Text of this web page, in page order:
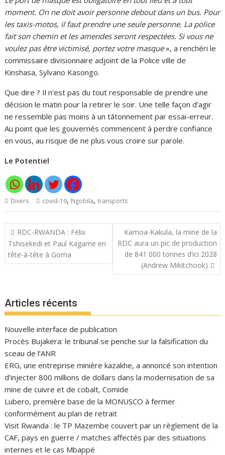
moment. On ne doit avoir personne debout dans un bus. Pour
les taxis-motos, il faut prendre une seule personne. La police
fait son chemin et les amendes seront respectées. Si vous ne
voulez pas être victimisé, portez votre masque», a renchéri le
commissaire divisionnaire adjoint de la Police ville de
Kinshasa, Sylvano Kasongo.
Que dire ? Il n’est pas du tout responsable de prendre une
décision le matin pour la retirer le soir. Une telle façon d’agir
ne ressemble pas moins à un tâtonnement par essai-erreur.
Au point que les gouvernés commencent à perdre confiance
en vous, au risque de ne plus vous croire sur parole.
Le Potentiel
Divers covid-19, Ngobila,transports
Navigation
de
l’article
RDC-RWANDA : Félix
Tshisekedi et Paul Kagame en
tête-à-tête à Goma
Kamoa-Kakula, la mine de la
RDC aura un pic de production
de 841 000 tonnes d’ici 2028
(Andrew Mikitchook)
Articles récents
Nouvelle interface de publication
Procès Bujakera: le tribunal se penche sur la falsification du
sceau de l’ANR
ERG, une entreprise minière kazakhe, a annoncé son intention
d’injecter 800 millions de dollars dans la modernisation de sa
mine de cuivre et de cobalt, Comide
Lubero, première base de la MONUSCO à fermer
conformément au plan de retrait
Visit Rwanda : le TP Mazembe couvert par un règlement de la
CAF, pays en guerre / matches affectés par des situations
internes et le cas Mbappé